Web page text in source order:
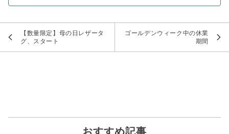
【数量限定】母の日レザータ
グ、スタート
ゴールデンウィーク中の休業
期間
おすすめ記事